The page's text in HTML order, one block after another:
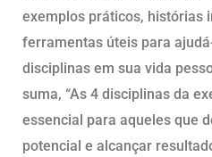
exemplos práticos, histórias
ferramentas úteis para
disciplinas em sua vida
suma, “As 4 disciplinas da
essencial para aqueles que
potencial e alcançar